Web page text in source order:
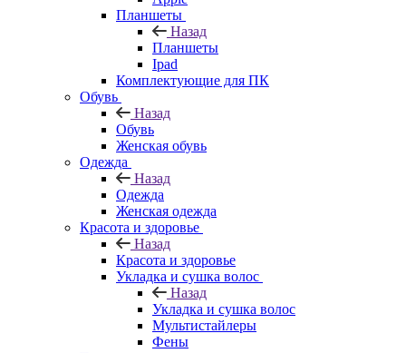
Планшеты
Назад
Планшеты
Ipad
Комплектующие для ПК
Обувь
Назад
Обувь
Женская обувь
Одежда
Назад
Одежда
Женская одежда
Красота и здоровье
Назад
Красота и здоровье
Укладка и сушка волос
Назад
Укладка и сушка волос
Мультистайлеры
Фены